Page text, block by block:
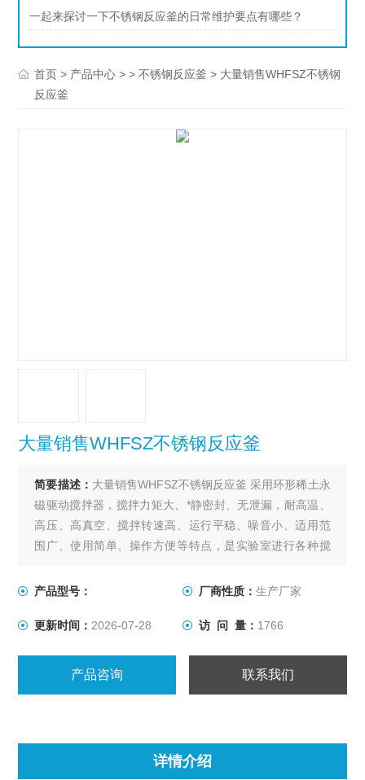
一起来探讨一下不锈钢反应釜的日常维护要点有哪些？
首页 > 产品中心 > >不锈钢反应釜 > 大量销售WHFSZ不锈钢
反应釜
大量销售WHFSZ不锈钢反应釜
简要描述： 大量销售WHFSZ不锈钢反应釜 采用环形稀土永
磁驱动搅拌器，搅拌力矩大、*静密封、无泄漏，耐高温、
高压、高真空、搅拌转速高、运行平稳、噪音小、适用范
围广、使用简单、操作方便等特点，是实验室进行各种搅
产品型号：
厂商性质： 生产厂家
更新时间： 2026-07-28 访 问 量： 1766
产品咨询 联系我们
详情介绍